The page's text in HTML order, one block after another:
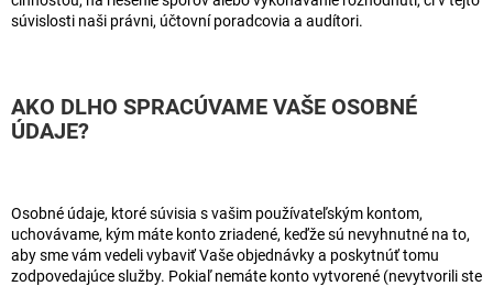
súvislosti naši právni, účtovní poradcovia a audítori.
AKO DLHO SPRACÚVAME VAŠE OSOBNÉ
ÚDAJE?
Osobné údaje, ktoré súvisia s vašim používateľským kontom,
uchovávame, kým máte konto zriadené, keďže sú nevyhnutné na to,
aby sme vám vedeli vybaviť Vaše objednávky a poskytnúť tomu
zodpovedajúce služby. Pokiaľ nemáte konto vytvorené (nevytvorili ste